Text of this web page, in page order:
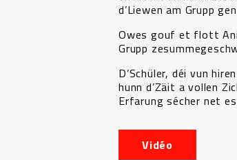
d’Liewen am Grupp
Owes gouf et flott
Grupp
D’Schüler, déi vun
hunn d’Zäit a vollen
Erfarung sécher net
Vidéo